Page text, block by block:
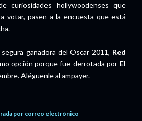
curiosidades hollywoodenses que
votar, pasen a la encuesta que está
ganadora del Oscar 2011, Red
opción porque fue derrotada por El
Aléguenle al ampayer.
por correo electrónico